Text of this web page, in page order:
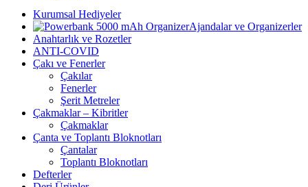
Kurumsal Hediyeler
Ajandalar ve Organizerler
Anahtarlık ve Rozetler
ANTI-COVID
Çakı ve Fenerler
Çakılar
Fenerler
Şerit Metreler
Çakmaklar – Kibritler
Çakmaklar
Çanta ve Toplantı Bloknotları
Çantalar
Toplantı Bloknotları
Defterler